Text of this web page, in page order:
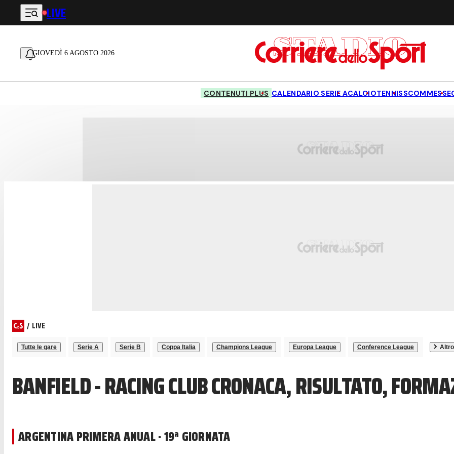
Vai al contenuto principale
LIVE
GIOVEDÌ 6 AGOSTO 2026
CONTENUTI PLUS CALENDARIO SERIE ACALCIOTENNISSCOMMESSE
/ LIVE
Tutte le gare Serie A Serie B Coppa Italia Champions League Europa League Conference League Altro
BANFIELD - RACING CLUB CRONACA, RISULTATO,
ARGENTINA PRIMERA ANUAL · 19ª GIORNATA